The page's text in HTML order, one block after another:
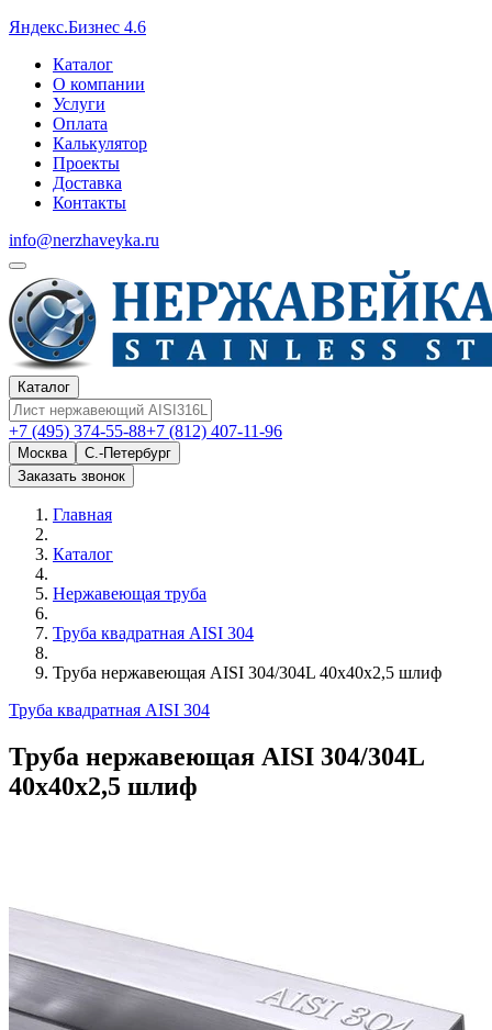
Яндекс.Бизнес 4.6
Каталог
О компании
Услуги
Оплата
Калькулятор
Проекты
Доставка
Контакты
info@nerzhaveyka.ru
Каталог
+7 (495) 374-55-88+7 (812) 407-11-96
Москва
С.-Петербург
Заказать звонок
Главная
Каталог
Нержавеющая труба
Труба квадратная AISI 304
Труба нержавеющая AISI 304/304L 40х40х2,5 шлиф
Труба квадратная AISI 304
Труба нержавеющая AISI 304/304L
40х40х2,5 шлиф